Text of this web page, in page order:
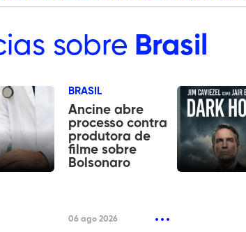
sobre Brasil
BRASIL
Ancine abre
processo contra
produtora de
filme sobre
Bolsonaro
06 ago 2026